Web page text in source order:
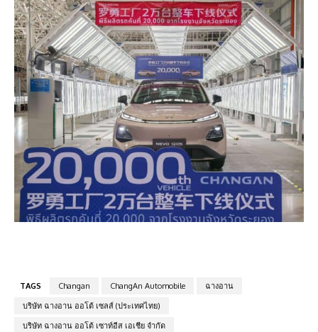
TAGS Changan ChangAn Automobile
ฉางอาน
บริษัท ฉางอาน ออโต้ เซลส์ (ประเทศไทย)
บริษัท ฉางอาน ออโต้ เซาท์อีส เอเชีย จำกัด